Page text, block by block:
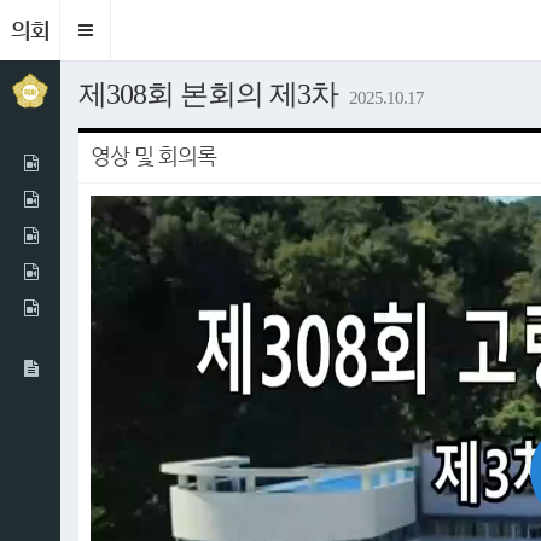
의회
Toggle
제308회 본회의 제3차 2025.10.17
영상 및 회의록